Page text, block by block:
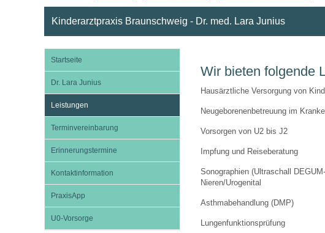
Schulkinder
Jugendliche
Schulkind: U10 bis U11
Teenager: J1 bis J2
Was muss man beachten?
Impfreaktionen
Impfsicherheit
Hausapotheke
Sofortmaßnahmen
Notdienste
Gesundheitsämter
Link-Tipps
Blutdruckrechner
Wachstum-Rechner
Empfehlungen zum
Kinderarztpraxis Braunschweig - Dr. med. Lara Junius
Startseite
Dr. Lara Junius
Leistungen
Terminvereinbarung
Erinnerungstermine
Kontaktinformation
PraxisApp
U0-Vorsorge
Wir bieten folgende
Hausärztliche Versorgung von
Neugeborenenbetreuung im
Vorsorgen von U2 bis J2
Impfung und Reiseberatung
Sonographien (Ultraschall
Nieren/Urogenital
Asthmabehandlung (DMP)
Lungenfunktionsprüfung